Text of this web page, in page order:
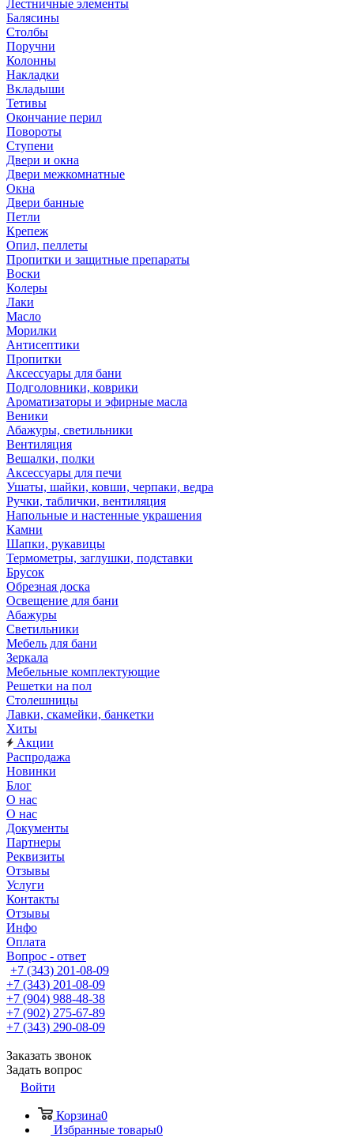
Лестничные элементы
Балясины
Столбы
Поручни
Колонны
Накладки
Вкладыши
Тетивы
Окончание перил
Повороты
Ступени
Двери и окна
Двери межкомнатные
Окна
Двери банные
Петли
Крепеж
Опил, пеллеты
Пропитки и защитные препараты
Воски
Колеры
Лаки
Масло
Морилки
Антисептики
Пропитки
Аксессуары для бани
Подголовники, коврики
Ароматизаторы и эфирные масла
Веники
Абажуры, светильники
Вентиляция
Вешалки, полки
Аксессуары для печи
Ушаты, шайки, ковши, черпаки, ведра
Ручки, таблички, вентиляция
Напольные и настенные украшения
Камни
Шапки, рукавицы
Термометры, заглушки, подставки
Брусок
Обрезная доска
Освещение для бани
Абажуры
Светильники
Мебель для бани
Зеркала
Мебельные комплектующие
Решетки на пол
Столешницы
Лавки, скамейки, банкетки
Хиты
Акции
Распродажа
Новинки
Блог
О нас
О нас
Документы
Партнеры
Реквизиты
Отзывы
Услуги
Контакты
Отзывы
Инфо
Оплата
Вопрос - ответ
+7 (343) 201-08-09
+7 (343) 201-08-09
+7 (904) 988-48-38
+7 (902) 275-67-89
+7 (343) 290-08-09
Заказать звонок
Задать вопрос
Войти
Корзина0
Избранные товары0